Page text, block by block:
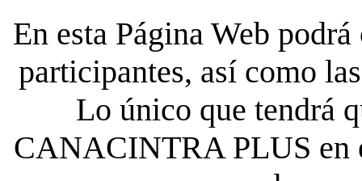
En esta Página Web
participantes, así como
Lo único que tendrá
CANACINTRA PLUS en